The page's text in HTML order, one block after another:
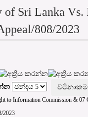
of Sri Lanka
808/2023
to Information Commission & 07
2023